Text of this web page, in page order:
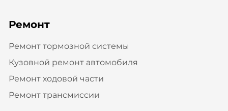
Ремонт
Ремонт тормозной системы
Кузовной ремонт автомобиля
Ремонт ходовой части
Ремонт трансмиссии